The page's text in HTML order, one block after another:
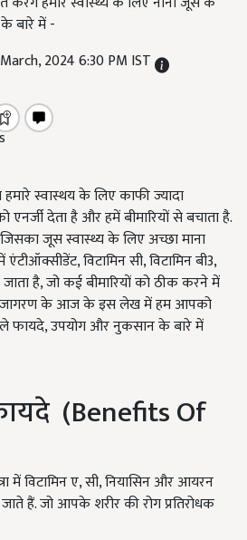
बारे में -
2024 6:30 PM IST
स्वास्थय के लिए काफी ज्यादा
एनर्जी देता है और हमें बीमारियों से बचाता है.
जूस स्वास्थ्य के लिए अच्छा माना
में एंटीऑक्सीडेंट, विटामिन सी, विटामिन बी3,
है, जो कई बीमारियों को ठीक करने में
जागरण के आज के इस लेख में हम आपको
फायदे, उपयोग और नुकसान के बारे में
(Benefits Of
में विटामिन ए, सी, नियासिन और आयरन
हैं. जो आपके शरीर की रोग प्रतिरोधक